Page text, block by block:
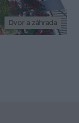
Dvor a záhrada